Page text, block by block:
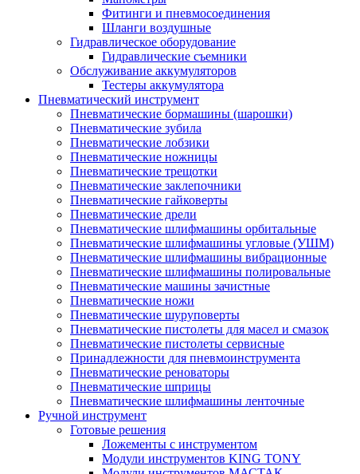
Фитинги и пневмосоединения
Шланги воздушные
Гидравлическое оборудование
Гидравлические съемники
Обслуживание аккумуляторов
Тестеры аккумулятора
Пневматический инструмент
Пневматические бормашины (шарошки)
Пневматические зубила
Пневматические лобзики
Пневматические ножницы
Пневматические трещотки
Пневматические заклепочники
Пневматические гайковерты
Пневматические дрели
Пневматические шлифмашины орбитальные
Пневматические шлифмашины угловые (УШМ)
Пневматические шлифмашины вибрационные
Пневматические шлифмашины полировальные
Пневматические машины зачистные
Пневматические ножи
Пневматические шуруповерты
Пневматические пистолеты для масел и смазок
Пневматические пистолеты сервисные
Принадлежности для пневмоинструмента
Пневматические реноваторы
Пневматические шприцы
Пневматические шлифмашины ленточные
Ручной инструмент
Готовые решения
Ложементы с инструментом
Модули инструментов KING TONY